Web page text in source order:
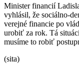
Minister financií
vyhlásil, že sociálno-
verejné financie po
urobiť za rok. Tá
musíme to robiť
(sita)